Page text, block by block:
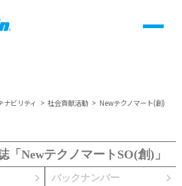
システムを探す
用語集(FAQ)
システムを探す
用語集(FAQ)
ナビリティ 社会貢献活動
Newテクノマート(創)
「NewテクノマートSO(創)」
バックナンバー